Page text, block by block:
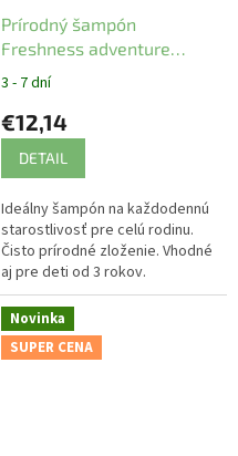
Prírodný šampón
Freshness adventure
Benecos 950 ml
3 - 7 dní
€12,14
DETAIL
Ideálny šampón na každodennú
starostlivosť pre celú rodinu.
Čisto prírodné zloženie. Vhodné
aj pre deti od 3 rokov.
Novinka
SUPER CENA